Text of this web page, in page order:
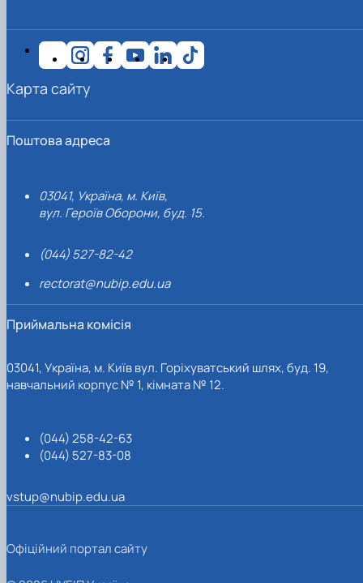
Поштова адреса
03041, Україна, м. Київ,
вул. Героїв Оборони, буд. 15.
(044) 527-82-42
rectorat@nubip.edu.ua
Приймальна комісія
03041, Україна, м. Київ вул. Горіхуватський шлях, буд. 19,
навчальний корпус № 1, кімната № 12.
(044) 258-42-63
(044) 527-83-08
vstup@nubip.edu.ua
Карта сайту
Офіційний портал сайту